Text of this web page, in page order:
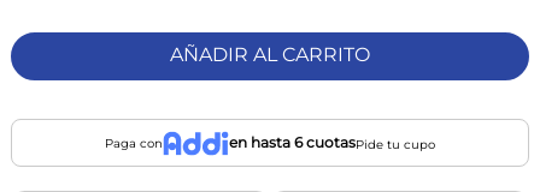
AÑADIR AL CARRITO
Paga con en hasta 6 cuotasPide tu cupo